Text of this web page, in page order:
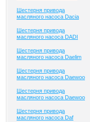
Шестерня привода
масляного насоса Dacia
Шестерня привода
масляного насоса DADI
Шестерня привода
масляного насоса Daelim
Шестерня привода
масляного насоса Daewoo
Шестерня привода
масляного насоса Daewoo
Шестерня привода
масляного насоса Daf